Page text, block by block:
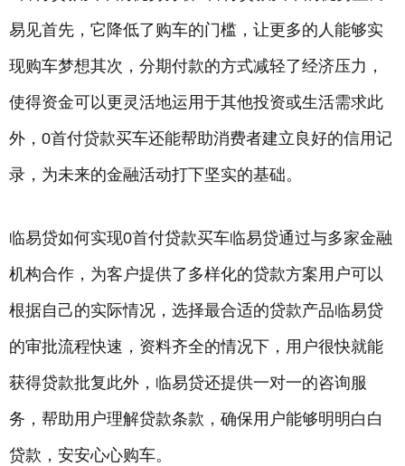
易见首先，它降低了购车的门槛，让更多的人能够实
现购车梦想其次，分期付款的方式减轻了经济压力，
使得资金可以更灵活地运用于其他投资或生活需求此
外，0首付贷款买车还能帮助消费者建立良好的信用记
录，为未来的金融活动打下坚实的基础。
临易贷如何实现0首付贷款买车临易贷通过与多家金融
机构合作，为客户提供了多样化的贷款方案用户可以
根据自己的实际情况，选择最合适的贷款产品临易贷
的审批流程快速，资料齐全的情况下，用户很快就能
获得贷款批复此外，临易贷还提供一对一的咨询服
务，帮助用户理解贷款条款，确保用户能够明明白白
贷款，安安心心购车。